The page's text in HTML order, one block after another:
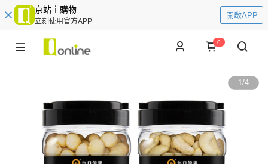
京站ｉ購物
立刻使用官方APP
開啟APP
0
1/4